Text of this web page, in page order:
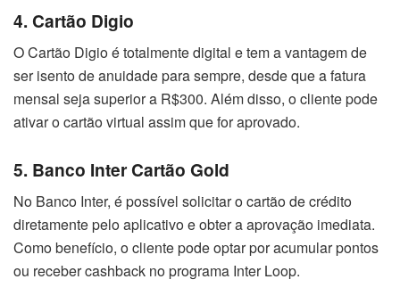
4. Cartão Digio
O Cartão Digio é totalmente digital e tem a vantagem de
ser isento de anuidade para sempre, desde que a fatura
mensal seja superior a R$300. Além disso, o cliente pode
ativar o cartão virtual assim que for aprovado.
5. Banco Inter Cartão Gold
No Banco Inter, é possível solicitar o cartão de crédito
diretamente pelo aplicativo e obter a aprovação imediata.
Como benefício, o cliente pode optar por acumular pontos
ou receber cashback no programa Inter Loop.